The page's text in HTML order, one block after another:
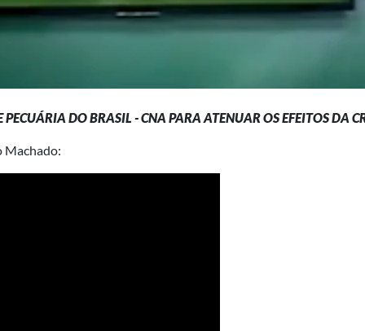
DO BRASIL - CNA PARA ATENUAR OS EFEITOS DA
Machado: